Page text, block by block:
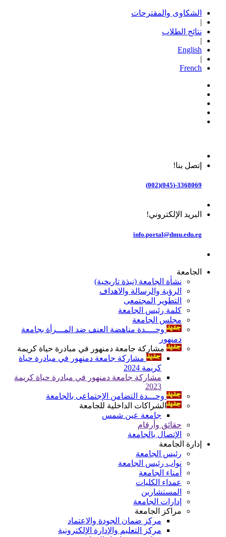
الشكاوى والمقترحات
|
نتائج الطلاب
|
English
|
French
إتصل بنا!
3368069-(045)(002)
البريد الإلكتروني!
info.portal@dmu.edu.eg
الجامعة
نشأة الجامعة (نبذة تاريخية)
الرؤية والرسالة والاهداف
التطوير المجتمعى
كلمة رئيس الجامعة
مجلس الجامعة
وحــــدة مناهضة العنف ضد المـــرأة بجامعة
دمنهور
مشاركة جامعة دمنهور في مبادرة حياة كريمة
مشاركة جامعة دمنهور في مبادرة حياة
كريمة 2024
مشاركة جامعة دمنهور في مبادرة حياة كريمة
2023
وحـــدة التضامن الإجتماعى بالجامعة
الشراكات الداخلية للجامعة
جامعة عين شمس
حقائق وأرقام
الإتصال بالجامعة
إدارة الجامعة
رئيس الجامعة
نواب رئيس الجامعة
أمناء الجامعة
عمداء الكليات
المستشارين
إدارات الجامعة
مراكز الجامعة
مركز ضمان الجودة والاعتماد
مركز التعليم والإدارة الإلكترونية